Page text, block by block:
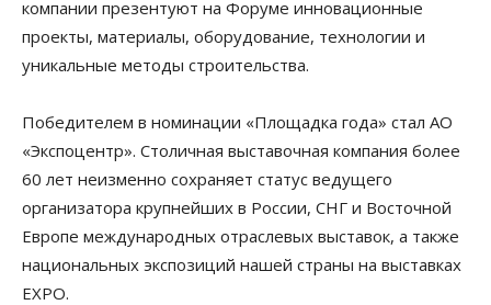
компании презентуют на Форуме инновационные
проекты, материалы, оборудование, технологии и
уникальные методы строительства.
Победителем в номинации «Площадка года» стал АО
«Экспоцентр». Столичная выставочная компания более
60 лет неизменно сохраняет статус ведущего
организатора крупнейших в России, СНГ и Восточной
Европе международных отраслевых выставок, а также
национальных экспозиций нашей страны на выставках
EXPO.